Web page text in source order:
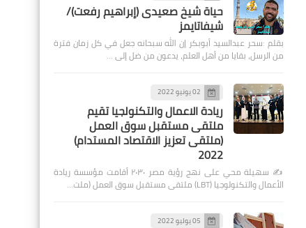
حياة شيخ صعيدى (إبراهيم رفعت)/
شيفاتايمز
بقلم :سحر عبدالسيد أبوبكر إن الله سبحانه جعل في كل زمان فترة
من الرسل، بقايا من أهل العلم، يدعون من ضل إلى …
02 يونيو 2022
ريادة الاعمال والتكنولجيا تقيم
ملتقى مستقبل سوق العمل
(ملتقى تعزيز الاقتصاد المستدام)
2022
✍️ سهيلة محي على نهج رؤية مصر ٢٠٣٠ أقامت مؤسسة ريادة
الأعمال والتكنولوجيا (LBT) ملتقى مستقبل سوق العمل (ملت…
05 يوليو 2022